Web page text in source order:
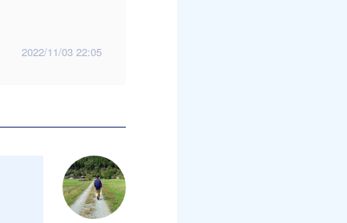
2022/11/03 22:05